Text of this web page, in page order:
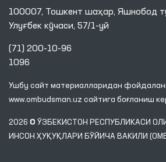
100007, Тошкент шаҳар, Яшнобод
Улуғбек кўчаси, 57/1-уй
(71) 200-10-96
1096
Ушбу сайт материалларидан
www.ombudsman.uz сайтига боғланиш
2026 © ЎЗБЕКИСТОН РЕСПУБЛИКАСИ
ИНСОН ҲУҚУҚЛАРИ БЎЙИЧА ВАКИЛИ